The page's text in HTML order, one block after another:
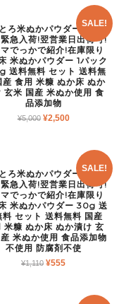
SALE!
ろ米ぬかパウダー 80個
急入荷!翌営業日出荷可!
でっかで紹介!在庫限り
米ぬかパウダー 1パック
送料無料 セット 送料無
産 食用 米糠 ぬか床 ぬか
玄米 国産 米ぬか使用 食
品添加物
¥5,000 ¥2,500
SALE!
ろ米ぬかパウダー 80個
急入荷!翌営業日出荷可!
でっかで紹介!在庫限り
米ぬかパウダー 30g 送
料 セット 送料無料 国産
米糠 ぬか床 ぬか漬け 玄
米ぬか使用 食品添加物
不使用 防腐剤不使
¥1,110 ¥555